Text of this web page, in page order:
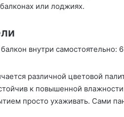
или лоджиях.
различной цветовой
к повышенной
просто ухаживать. Сами